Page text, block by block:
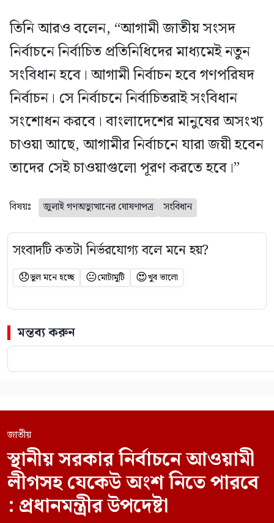
তিনি আরও বলেন, “আগামী জাতীয় সংসদ
নির্বাচনে নির্বাচিত প্রতিনিধিদের মাধ্যমেই নতুন
সংবিধান হবে। আগামী নির্বাচন হবে গণপরিষদ
নির্বাচন। সে নির্বাচনে নির্বাচিতরাই সংবিধান
সংশোধন করবে। বাংলাদেশের মানুষের অসংখ্য
চাওয়া আছে, আগামীর নির্বাচনে যারা জয়ী হবেন
তাদের সেই চাওয়াগুলো পূরণ করতে হবে।”
বিষয়ঃ জুলাই গণঅভ্যুত্থানের ঘোষণাপত্র সংবিধান
সংবাদটি কতটা নির্ভরযোগ্য বলে মনে হয়?
😞ভুল মনে হচ্ছে 😐মোটামুটি 😍খুব ভালো
মন্তব্য করুন
জাতীয়
স্থানীয় সরকার নির্বাচনে আওয়ামী
লীগসহ যেকেউ অংশ নিতে পারবে
: প্রধানমন্ত্রীর উপদেষ্টা